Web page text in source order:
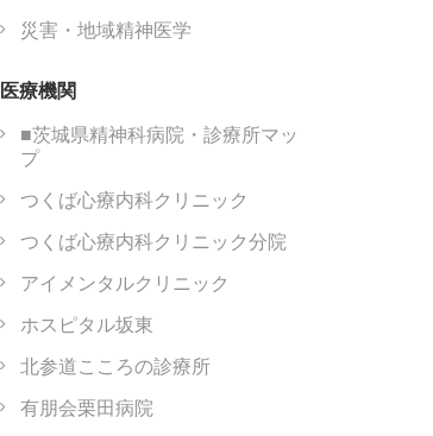
災害・地域精神医学
医療機関
■茨城県精神科病院・診療所マッ
プ
つくば心療内科クリニック
つくば心療内科クリニック分院
アイメンタルクリニック
ホスピタル坂東
北参道こころの診療所
有朋会栗田病院